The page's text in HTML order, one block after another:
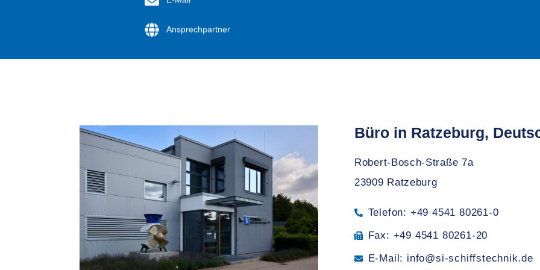
Büro in Ratzeburg,
Robert-Bosch-Straße 7a
23909 Ratzeburg
Telefon: +49 4541 80261-0
Fax: +49 4541 80261-20
E-Mail: info@si-schiffstechnik.de
Ansprechpartner